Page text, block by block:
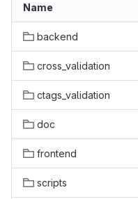
Name
backend
cross_validation
ctags_validation
doc
frontend
scripts